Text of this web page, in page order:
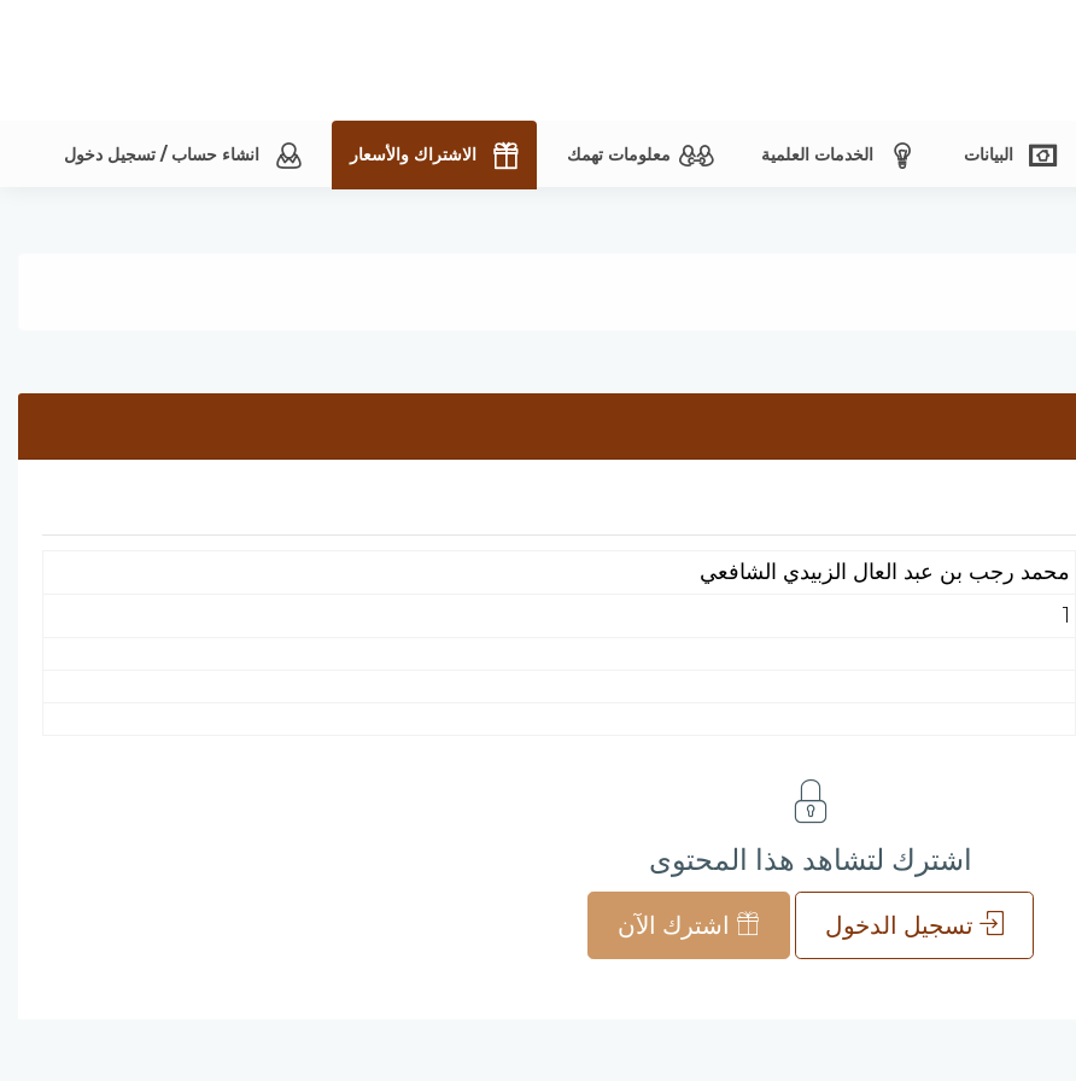
البيانات الخدمات العلمية معلومات تهمك الاشتراك والأسعار انشاء حساب / تسجيل دخول
محمد رجب بن عبد العال الزبيدي الشافعي
1
اشترك لتشاهد هذا المحتوى
تسجيل الدخول اشترك الآن